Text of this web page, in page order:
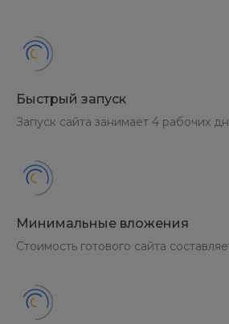
Быстрый запуск
Запуск сайта занимает 4 рабочих
Минимальные вложения
Стоимость готового сайта